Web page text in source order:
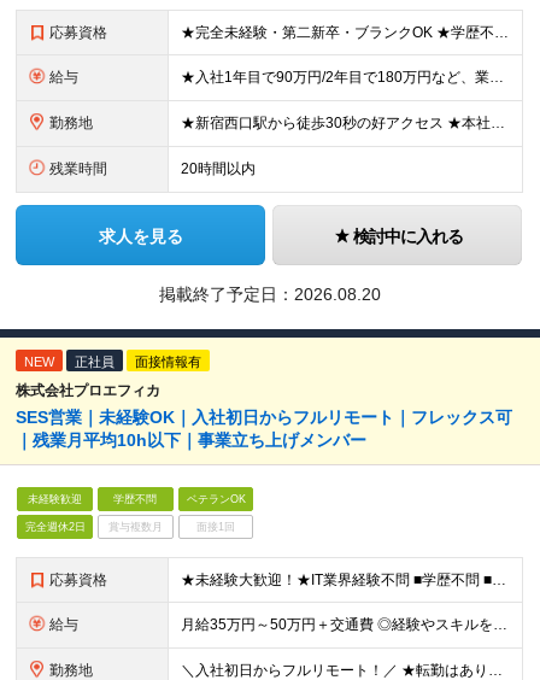
応募資格 ★完全未経験・第二新卒・ブランクOK ★学歴不問 「営業デビューしたい」「年収をアップさせたい」「美容業界に興味がある」など、あなたの人柄や意欲を大切にした採用です。より多くの方とお会いしたいと考え
給与 ★入社1年目で90万円/2年目で180万円など、業績連動賞与で高額還元あり！ ★月給23～29万円＋業績連動賞与：年4回＋各種手当 ※月給には、固定残業代（月20時間分／31,000円）を含みます。
勤務地 ★新宿西口駅から徒歩30秒の好アクセス ★本社勤務＆転勤なし 【本社】 東京都新宿区西新宿1丁目3-13 Zenken Plaza2 8F ※変更の範囲：上記を除く当社関連勤務地
残業時間 20時間以内
求人を見る 検討中に入れる
掲載終了予定日： 2026.08.20
NEW 正社員 面接情報有
株式会社プロエフィカ
SES営業｜未経験OK｜入社初日からフルリモート｜フレックス可
｜残業月平均10h以下｜事業立ち上げメンバー
未経験歓迎 学歴不問 ベテランOK
完全週休2日 賞与複数月 面接1回
応募資格 ★未経験大歓迎！★IT業界経験不問 ■学歴不問 ■未経験OK ★人材業界での経験や、SES経験をお持ちの方は優遇します ≪こんな方は今すぐご応募ください≫ □自由度の高い働き方がしたい □誰かの役
給与 月給35万円～50万円＋交通費 ◎経験やスキルを考慮し、最大限優遇します ◎上記月給は固定残業代月40時間分(月10万9,375～)を含みます。残業時間が超過した場合はその分追加支給します ◎試用期
勤務地 ＼入社初日からフルリモート！／ ★転勤はありません ★お客様先を訪問するときなどは直行直帰可 ■本社 東京都品川区西五反田3丁目15-6 リードシー目黒不動前ビル1-04 ※(変更の範囲)上記を